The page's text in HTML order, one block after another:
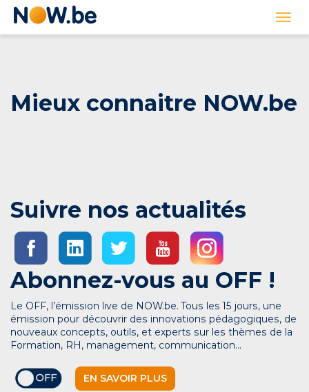
Lien
Mieux connaitre NOW.be
Suivre nos actualités
Abonnez-vous au OFF !
Le OFF, l’émission live de NOW.be. Tous les 15 jours, une
émission pour découvrir des innovations pédagogiques, de
nouveaux concepts, outils, et experts sur les thèmes de la
Formation, RH, management, communication…
EN SAVOIR PLUS